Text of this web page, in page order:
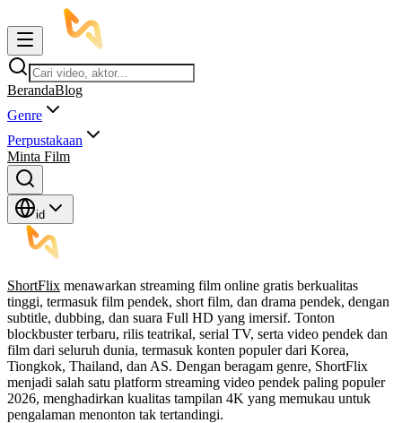
BerandaBlog
Genre
Perpustakaan
Minta Film
id
ShortFlix menawarkan streaming film online gratis berkualitas
tinggi, termasuk film pendek, short film, dan drama pendek, dengan
subtitle, dubbing, dan suara Full HD yang imersif. Tonton
blockbuster terbaru, rilis teatrikal, serial TV, serta video pendek dan
film dari seluruh dunia, termasuk konten populer dari Korea,
Tiongkok, Thailand, dan AS. Dengan beragam genre, ShortFlix
menjadi salah satu platform streaming video pendek paling populer
2026, menghadirkan kualitas tampilan 4K yang memukau untuk
pengalaman menonton tak tertandingi.